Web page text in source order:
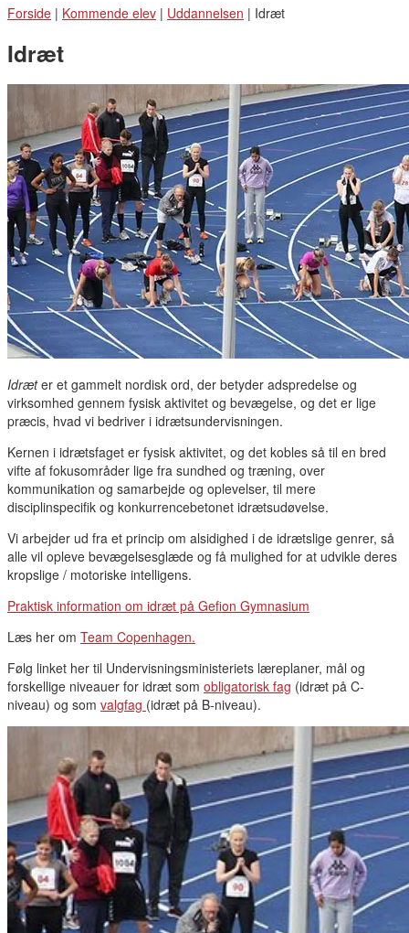
Forside | Kommende elev | Uddannelsen | Idræt
Idræt
Idræter et gammelt nordisk ord, der betyder adspredelse og
virksomhed gennem fysisk aktivitet og bevægelse, og det er lige
præcis, hvad vi bedriver i idrætsundervisningen.
Kernen i idrætsfaget er fysisk aktivitet, og det kobles så til en bred
vifte af fokusområder lige fra sundhed og træning, over
kommunikation og samarbejde og oplevelser, til mere
disciplinspecifik og konkurrencebetonet idrætsudøvelse.
Vi arbejder ud fra et princip om alsidighed i de idrætslige genrer, så
alle vil opleve bevægelsesglæde og få mulighed for at udvikle deres
kropslige / motoriske intelligens.
Praktisk information om idræt på Gefion Gymnasium
Læs her om Team Copenhagen.
Følg linket her til Undervisningsministeriets læreplaner, mål og
forskellige niveauer for idræt som obligatorisk fag (idræt på C-
niveau) og som valgfag (idræt på B-niveau).